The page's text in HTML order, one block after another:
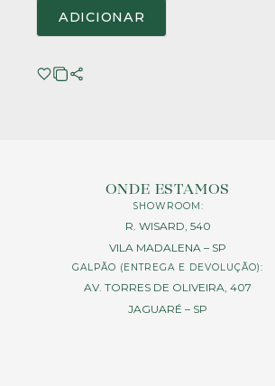
ADICIONAR
ONDE ESTAMOS
SHOWROOM:
R. WISARD, 540
VILA MADALENA – SP
GALPÃO (ENTREGA E DEVOLUÇÃO):
AV. TORRES DE OLIVEIRA, 407
JAGUARÉ – SP